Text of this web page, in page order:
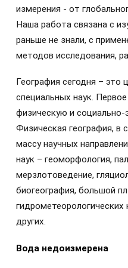
измерения - от
Наша работа связана с
раньше не знали, с
методов исследования,
География сегодня – это
специальных наук.
физическую и
Физическая география, в
массу научных
наук – геоморфология,
мерзлотоведение,
биогеография, большой
гидрометеорологических
других.
Вода недоизмерена